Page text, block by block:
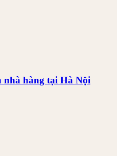
hàng tại Hà Nội